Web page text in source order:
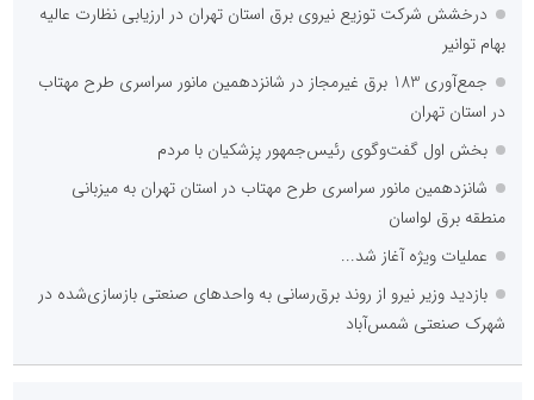
درخشش شرکت توزیع نیروی برق استان تهران در ارزیابی نظارت عالیه
بهام توانیر
جمع‌آوری 183 برق غیرمجاز در شانزدهمین مانور سراسری طرح مهتاب
در استان تهران
بخش اول گفت‌وگوی رئیس‌جمهور پزشکیان با مردم
شانزدهمین مانور سراسری طرح مهتاب در استان تهران به میزبانی
منطقه برق لواسان
عملیات ویژه آغاز شد...
بازدید وزیر نیرو از روند برق‌رسانی به واحدهای صنعتی بازسازی‌شده در
شهرک صنعتی شمس‌آباد